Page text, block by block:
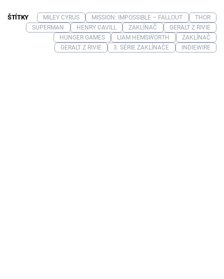
ŠTÍTKY MILEY CYRUS MISSION: IMPOSSIBLE – FALLOUT
THOR
SUPERMAN
HENRY CAVILL ZAKLÍNAČ
GERALT Z RIVIE
HUNGER GAMES
LIAM HEMSWORTH
ZAKLÍNAČ
GERALT Z RIVIE
3. SÉRIE ZAKLÍNAČE INDIEWIRE